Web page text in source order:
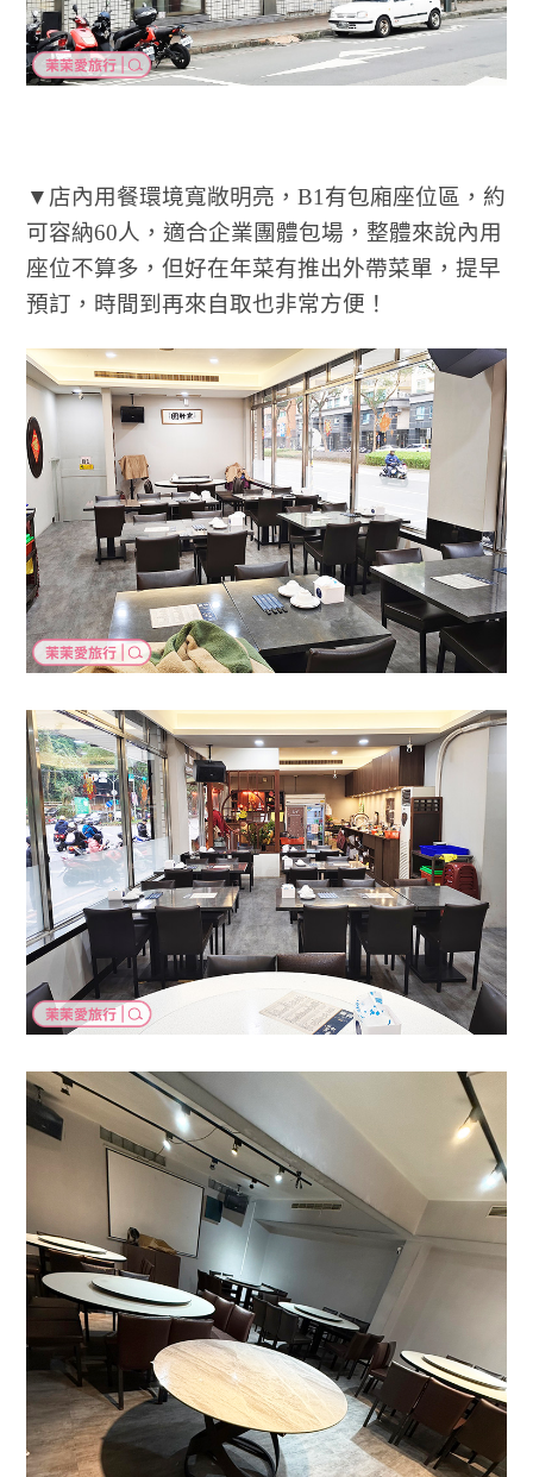
▼店內用餐環境寬敞明亮，B1有包廂座位區，約
可容納60人，適合企業團體包場，整體來說內用
座位不算多，但好在年菜有推出外帶菜單，提早
預訂，時間到再來自取也非常方便！